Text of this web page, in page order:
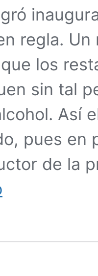
regla.
los
sin tal
Así
pues en
de la
ALCOHOL